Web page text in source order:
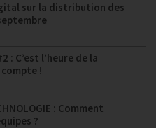
sur la distribution des
: C’est l’heure de la
!
: Comment
?